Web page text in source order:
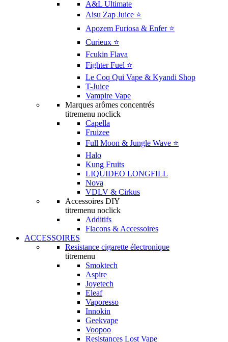
A&L Ultimate
Aisu Zap Juice ⭐️
Apozem Furiosa & Enfer ⭐️
Curieux ⭐️
Fcukin Flava
Fighter Fuel ⭐️
Le Coq Qui Vape & Kyandi Shop
T-Juice
Vampire Vape
Marques arômes concentrés
titremenu noclick
Capella
Fruizee
Full Moon & Jungle Wave ⭐️
Halo
Kung Fruits
LIQUIDEO LONGFILL
Nova
VDLV & Cirkus
Accessoires DIY
titremenu noclick
Additifs
Flacons & Accessoires
ACCESSOIRES
Resistance cigarette électronique
titremenu
Smoktech
Aspire
Joyetech
Eleaf
Vaporesso
Innokin
Geekvape
Voopoo
Resistances Lost Vape